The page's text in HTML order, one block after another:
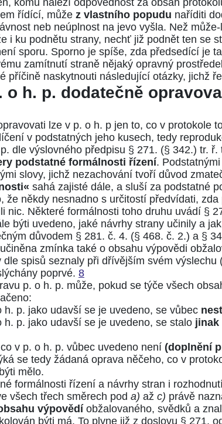
komu náleží odpovědnost za obsah
řídící, může z vlastního popudu naříditi
neb neúplnost na jevo vyšla. Než
i ku podnětu strany, nechť již podnět ten se
sporu. Sporno je spíše, zda předsedící je
zamítnutí straně nějaký opravný
příčině naskytnouti následující otázky, jichž
o h. p. dodatečně
lze v p. o h. p jen to, co v protokole
v podstatných jeho kusech, tedy
dle výslovného předpisu § 271. (§ 342.) tr. ř.
podstatné formálnosti řízení.
slovy, jichž nezachování tvoří důvod
sahá zajisté dále, a sluší za podstatné
že někdy nesnadno s určitostí předvídati,
nic. Některé formálnosti toho druhu uvádí §
býti uvedeno, jaké návrhy strany učinily a
důvodem § 281. č. 4. (§ 468. č. 2.) a §
zmínka také o obsahu výpovědi
dle spisů seznaly při dřívějším svém
poprvé. 8
p. o h. p. může, pokud se týče všech
h. p. jako udavší se je uvedeno, se vůbec
h. p. jako udavší se je uvedeno, se stalo jinak
v p. o h. p. vůbec uvedeno není (doplnění
se tedy žádaná oprava něčeho, co v
mělo.
formálnosti řízení a návrhy stran i
všech třech směrech pod a) až c) právě
výpovědí obžalovaného, svědků a
býti má. To plyne již z doslovu § 271.